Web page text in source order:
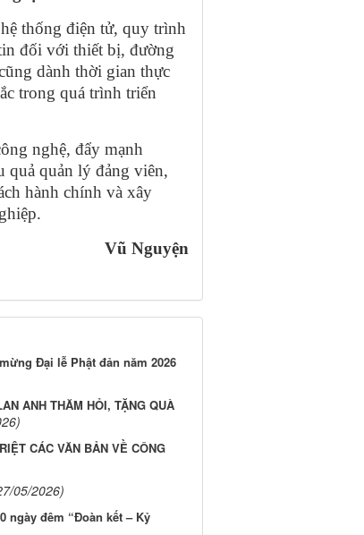
thống điện tử, quy trình
đối với thiết bị, đường
dành thời gian thực
trong quá trình triển
nghệ, đẩy mạnh
quả quản lý đảng viên,
hành chính và xây
Vũ Nguyện
Đại lễ Phật đản năm 2026
ANH THĂM HỎI, TẶNG QUÀ
CÁC VĂN BẢN VỀ CÔNG
05/2026)
ngày đêm “Đoàn kết – Kỷ